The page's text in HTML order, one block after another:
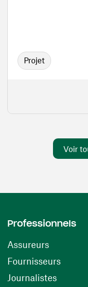
Projet
Voir
Professionnels
Assureurs
Fournisseurs(ouvre
Journalistes